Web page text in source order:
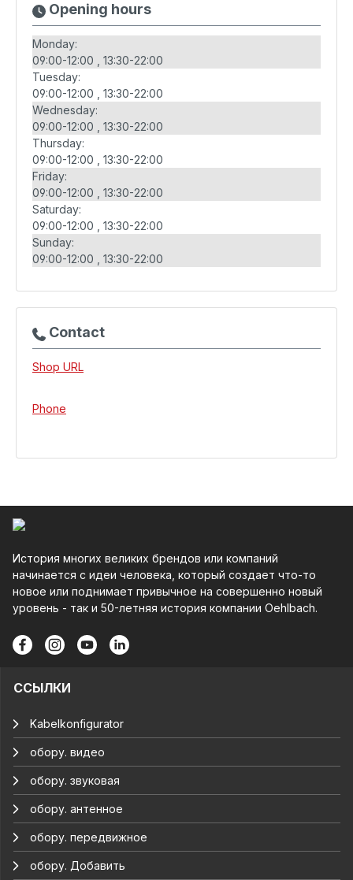
Opening hours
Monday:
09:00-12:00
13:30-22:00
Tuesday:
09:00-12:00
13:30-22:00
Wednesday:
09:00-12:00
13:30-22:00
Thursday:
09:00-12:00
13:30-22:00
Friday:
09:00-12:00
13:30-22:00
Saturday:
09:00-12:00
13:30-22:00
Sunday:
09:00-12:00
13:30-22:00
Contact
Shop URL
Phone
История многих великих брендов или компаний
начинается с идеи человека, который создает что-то
новое или поднимает привычное на совершенно новый
уровень - так и 50-летняя история компании Oehlbach.
ССЫЛКИ
Kabelkonfigurator
обору. видео
обору. звуковая
обору. антенное
обору. передвижное
обору. Добавить